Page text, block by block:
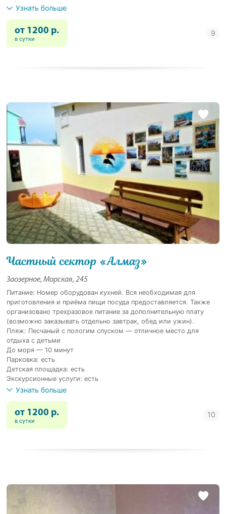
Узнать больше
от 1200 р.
в сутки
Частный сектор «Алмаз»
Заозерное, Морская, 245
Питание: Номер оборудован кухней. Вся необходимая для
приготовления и приёма пищи посуда предоставляется. Также
организовано трехразовое питание за дополнительную плату
(возможно заказывать отдельно завтрак, обед или ужин).
Пляж: Песчаный с пологим спуском — отличное место для
отдыха с детьми
До моря — 10 минут
Парковка: есть
Детская площадка: есть
Экскурсионные услуги: есть
Узнать больше
от 1200 р.
в сутки